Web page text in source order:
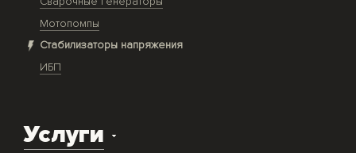
Мотопомпы
Стабилизаторы напряжения
ИБП
Услуги